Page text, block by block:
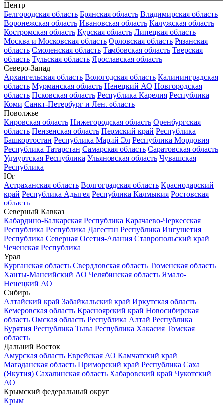
Центр
Белгородская область Брянская область Владимирская область
Воронежская область Ивановская область Калужская область
Костромская область Курская область Липецкая область
Москва и Московская область Орловская область Рязанская
область Смоленская область Тамбовская область Тверская
область Тульская область Ярославская область
Северо-Запад
Архангельская область Вологодская область Калининградская
область Мурманская область Ненецкий АО Новгородская
область Псковская область Республика Карелия Республика
Коми Санкт-Петербург и Лен. область
Поволжье
Кировская область Нижегородская область Оренбургская
область Пензенская область Пермский край Республика
Башкортостан Республика Марий Эл Республика Мордовия
Республика Татарстан Самарская область Саратовская область
Удмуртская Республика Ульяновская область Чувашская
Республика
Юг
Астраханская область Волгоградская область Краснодарский
край Республика Адыгея Республика Калмыкия Ростовская
область
Северный Кавказ
Кабардино-Балкарская Республика Карачаево-Черкесская
Республика Республика Дагестан Республика Ингушетия
Республика Северная Осетия-Алания Ставропольский край
Чеченская Республика
Урал
Курганская область Свердловская область Тюменская область
Ханты-Мансийский АО Челябинская область Ямало-
Ненецкий АО
Сибирь
Алтайский край Забайкальский край Иркутская область
Кемеровская область Красноярский край Новосибирская
область Омская область Республика Алтай Республика
Бурятия Республика Тыва Республика Хакасия Томская
область
Дальний Восток
Амурская область Еврейская АО Камчатский край
Магаданская область Приморский край Республика Саха
(Якутия) Сахалинская область Хабаровский край Чукотский
АО
Крымский федеральный округ
Крым